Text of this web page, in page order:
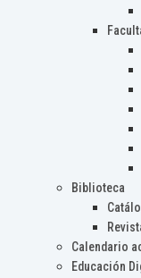
Biblioteca
Calendario
Educación